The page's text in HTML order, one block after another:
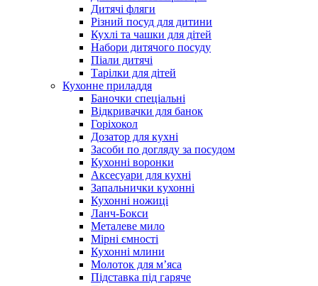
Дитячі фляги
Різний посуд для дитини
Кухлі та чашки для дітей
Набори дитячого посуду
Піали дитячі
Тарілки для дітей
Кухонне приладдя
Баночки спеціальні
Відкривачки для банок
Горіхокол
Дозатор для кухні
Засоби по догляду за посудом
Кухонні воронки
Аксесуари для кухні
Запальнички кухонні
Кухонні ножиці
Ланч-Бокси
Металеве мило
Мірні ємності
Кухонні млини
Молоток для м’яса
Підставка під гаряче